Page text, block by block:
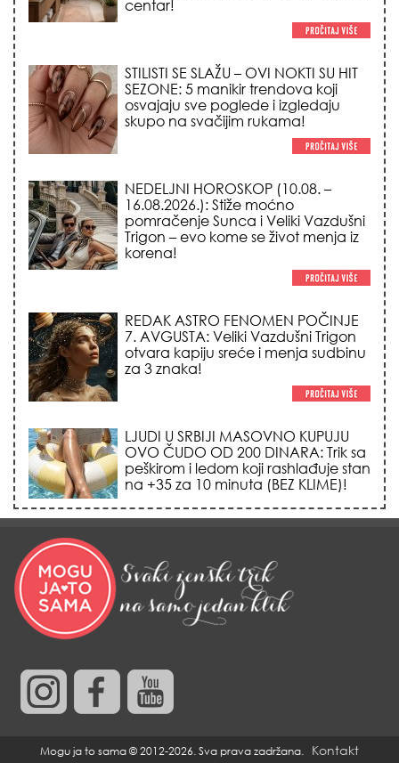
16.08.2026.): Stiže moćno
pomračenje Sunca i Veliki Vazdušni
Trigon – evo kome se život menja iz
korena!
REDAK ASTRO FENOMEN POČINJE
7. AVGUSTA: Veliki Vazdušni Trigon
otvara kapiju sreće i menja sudbinu
za 3 znaka!
OVO ČUDO OD 200 DINARA: Trik sa
peškirom i ledom koji rashlađuje stan
na +35 za 10 minuta (BEZ KLIME)!
LOVOROVIM LISTOM: Stari ritual
privlačenja novca koji treba uraditi
baš tokom sezone Lava!
0 dinara, a sve je blistalo i mirisalo
danima!
kamilicom koji pegla bore, briše
nadutost i vraća sjaj licu za 3
minuta!
Mogu ja to sama © 2012-2026. Sva prava zadržana. Kontakt